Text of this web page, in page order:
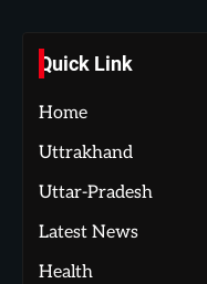
Quick Link
Home
Uttrakhand
Uttar-Pradesh
Latest News
Health